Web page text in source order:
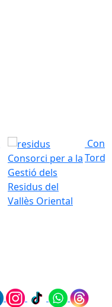
Consorci per a la
Gestió dels
Residus del
Vallès Oriental